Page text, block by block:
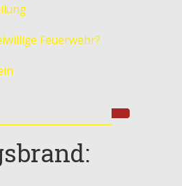
Feuerwehr?